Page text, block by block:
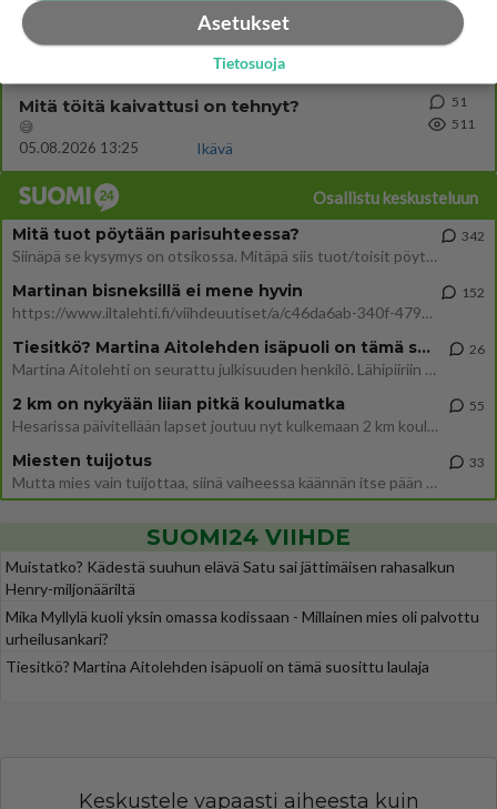
Voiko meidän välit
Koskaan parantua tästä?
Ikävä
42
526
Mitä töitä kaivattusi on tehnyt?
😅
05.08.2026 13:25
Ikävä
51
511
Osallistu keskusteluun
Mitä tuot pöytään parisuhteessa?
Siinäpä se kysymys on otsikossa. Mitäpä siis tuot/toisit pöytään parisuhteessa? Oletko mies vai nainen? Koetko sen mitä
342
Martinan bisneksillä ei mene hyvin
https://www.iltalehti.fi/viihdeuutiset/a/c46da6ab-340f-4790-aaa7-0865eed2336 Yrityksen konkurssihakemus on tullut kärä
152
Tiesitkö? Martina Aitolehden isäpuoli on tämä suosittu laulaja
Martina Aitolehti on seurattu julkisuuden henkilö. Lähipiiriin mahtuu muitakin tunnettuja henkilöitä. Tiesitkö, että Ma
26
2 km on nykyään liian pitkä koulumatka
Hesarissa päivitellään lapset joutuu nyt kulkemaan 2 km kouluun jösses. Ruostefillarilla tuo matka menee vaikka miten äk
55
Miesten tuijotus
Mutta mies vain tuijottaa, siinä vaiheessa käännän itse pään pois. Mikä juttu? Yleensä jos joku tuijottaa tai katsoo, hä
33
SUOMI24 VIIHDE
Muistatko? Kädestä suuhun elävä Satu sai jättimäisen rahasalkun
Henry-miljonääriltä
Mika Myllylä kuoli yksin omassa kodissaan - Millainen mies oli palvottu
urheilusankari?
Tiesitkö? Martina Aitolehden isäpuoli on tämä suosittu laulaja
Keskustele vapaasti aiheesta kuin
Asetukset
Tietosuoja